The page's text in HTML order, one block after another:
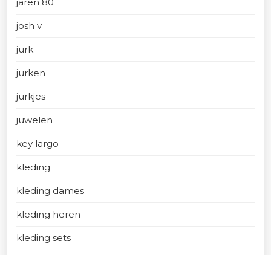
josh v
jurk
jurken
jurkjes
juwelen
key largo
kleding
kleding dames
kleding heren
kleding sets